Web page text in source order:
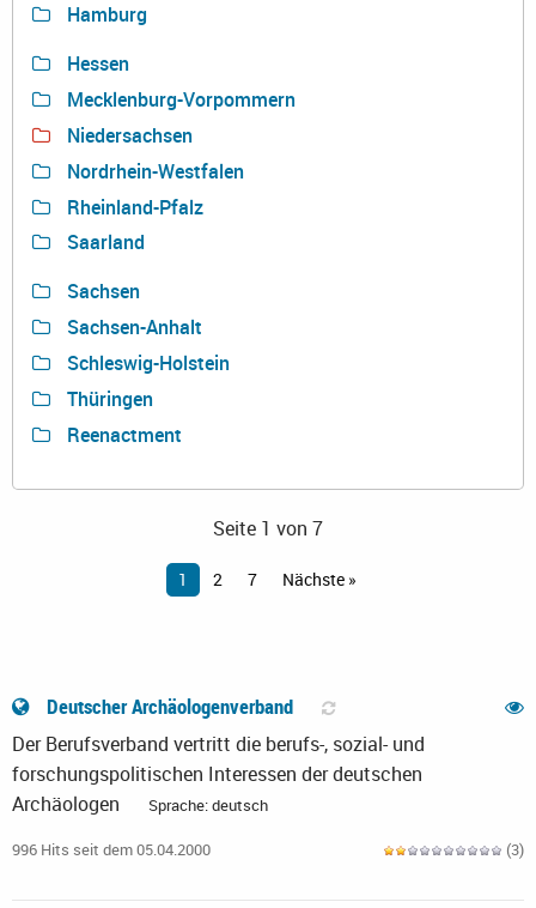
Hamburg
Hessen
Mecklenburg-Vorpommern
Niedersachsen
Nordrhein-Westfalen
Rheinland-Pfalz
Saarland
Sachsen
Sachsen-Anhalt
Schleswig-Holstein
Thüringen
Reenactment
Seite 1 von 7
1 2 7 Nächste »
Deutscher Archäologenverband
Der Berufsverband vertritt die berufs-, sozial- und
forschungspolitischen Interessen der deutschen
Archäologen
Sprache: deutsch
996 Hits seit dem 05.04.2000 (3)